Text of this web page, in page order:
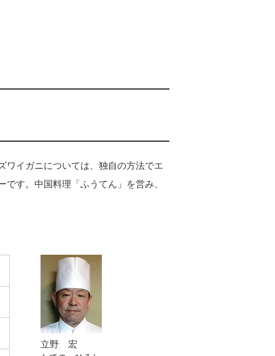
ワイガニについては、独自の方法でエ
す。中国料理「ふうてん」を営み、
立野 宏